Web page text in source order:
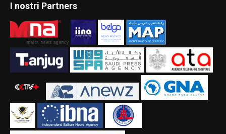
I nostri Partners